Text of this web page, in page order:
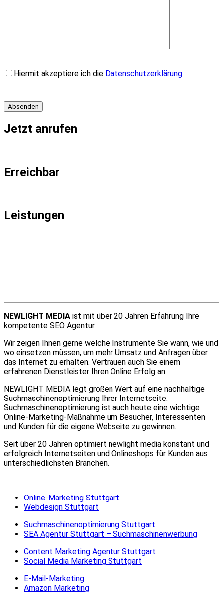
lasse
leer.
Hiermit akzeptiere ich die Datenschutzerklärung
Jetzt anrufen
Erreichbar
Leistungen
NEWLIGHT MEDIA ist mit über 20 Jahren Erfahrung Ihre
kompetente SEO Agentur.
Wir zeigen Ihnen gerne welche Instrumente Sie wann, wie und
wo einsetzen müssen, um mehr Umsatz und Anfragen über
das Internet zu erhalten. Vertrauen auch Sie einem
erfahrenen Dienstleister Ihren Online Erfolg an.
NEWLIGHT MEDIA legt großen Wert auf eine nachhaltige
Suchmaschinenoptimierung Ihrer Internetseite.
Suchmaschinenoptimierung ist auch heute eine wichtige
Online-Marketing-Maßnahme um Besucher, Interessenten
und Kunden für die eigene Webseite zu gewinnen.
Seit über 20 Jahren optimiert newlight media konstant und
erfolgreich Internetseiten und Onlineshops für Kunden aus
unterschiedlichsten Branchen.
Online-Marketing Stuttgart
Webdesign Stuttgart
Suchmaschinenoptimierung Stuttgart
SEA Agentur Stuttgart – Suchmaschinenwerbung
Content Marketing Agentur Stuttgart
Social Media Marketing Stuttgart
E-Mail-Marketing
Amazon Marketing